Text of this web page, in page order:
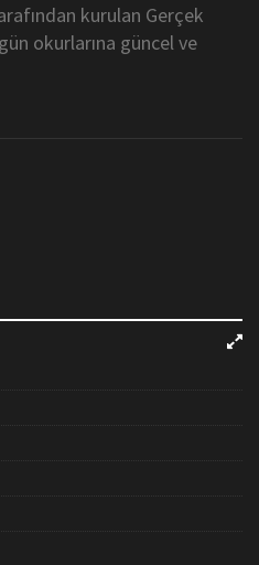
kurulan Gerçek
okurlarına güncel ve